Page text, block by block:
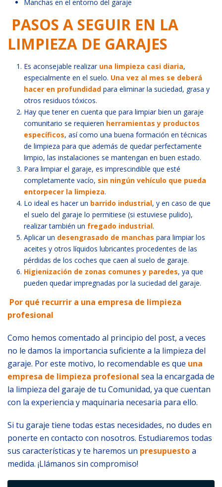
Manchas en el entorno del garaje
PASOS A SEGUIR EN LA
LIMPIEZA DE GARAJES
Es aconsejable realizar una limpieza casi diaria,
especialmente en el suelo. Una vez al mes se deberá
hacer en profundidadpara eliminar la suciedad, grasa y
otros residuos tóxicos.
Hay que tener en cuenta que para limpiar bien un garaje
comunitario se requieren herramientas y productos
específicos, así como una buena formación en técnicas
de limpieza para que además de quedar perfectamente
limpio, las instalaciones se mantengan en buen estado.
Para limpiar el garaje, es imprescindible que esté
completamente vacío, sin ningún vehículo que pueda
entorpecer la limpieza.
Lo ideal es hacer un barrido industrial, y en caso de que
el suelo del garaje lo permitiese (si estuviese pulido),
realizar también un fregado industrial.
Aplicar un desengrasado de manchas para limpiar los
aceites y otros líquidos lubricantes procedentes de las
pérdidas de los coches que caen al suelo de garaje.
Higienización de zonas comunes y paredes, ya que
pueden quedar impregnadas por la suciedad del garaje.
Por qué recurrir a una empresa de limpieza
profesional
Como hemos comentado al principio del post, a veces
no le damos la importancia suficiente a la limpieza del
garaje. Por este motivo, lo recomendable es que una
empresa de limpieza profesional sea la encargada de
la limpieza del garaje de tu Comunidad, ya que cuentan
con la experiencia y maquinaria necesaria para ello.
Si tu garaje tiene todas estas necesidades, no dudes en
ponerte en contacto con nosotros. Estudiaremos todas
sus características y te haremos un presupuestoa
medida. ¡Llámanos sin compromiso!